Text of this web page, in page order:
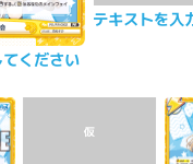
ください
テキストを入